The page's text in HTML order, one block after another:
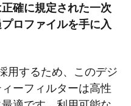
確に規定された一次
ロファイルを手に入
用するため、このデジ
ーフィルターは高性